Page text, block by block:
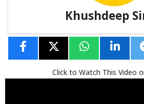
Khushdeep
Click to Watch This Video